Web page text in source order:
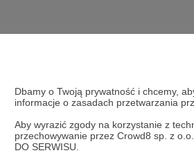
Dbamy o Twoją prywatność i chcemy,
informacje o zasadach przetwarzania
Aby wyrazić zgody na korzystanie z
przechowywanie przez Crowd8 sp. z
DO SERWISU.